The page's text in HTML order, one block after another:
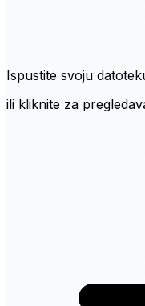
Ispustite svoju
ili kliknite za